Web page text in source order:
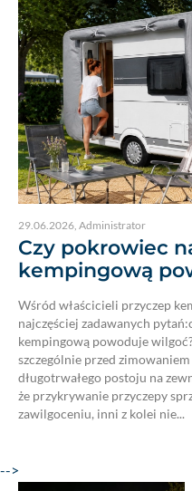
29.06.2026, Administrator
Czy pokrowiec
kempingową
Wśród właścicieli przyczep
najczęściej zadawanych
kempingową powoduje
szczególnie przed
długotrwałego postoju na
że przykrywanie przyczepy
zawilgoceniu, inni z kolei nie...
-->